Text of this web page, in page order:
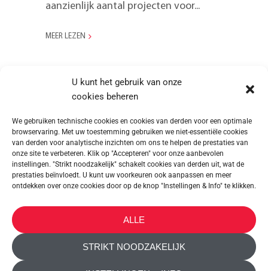
U kunt het gebruik van onze
cookies beheren
We gebruiken technische cookies en cookies van derden voor een optimale
browservaring. Met uw toestemming gebruiken we niet-essentiële cookies
van derden voor analytische inzichten om ons te helpen de prestaties van
onze site te verbeteren. Klik op "Accepteren" voor onze aanbevolen
instellingen. "Strikt noodzakelijk" schakelt cookies van derden uit, wat de
prestaties beïnvloedt. U kunt uw voorkeuren ook aanpassen en meer
ontdekken over onze cookies door op de knop "Instellingen & Info" te klikken.
ALLE
STRIKT NOODZAKELIJK
aanzienlijk aantal projecten voor...
MEER LEZEN
METALTEX SA © 2023 Powered by Ticyweb